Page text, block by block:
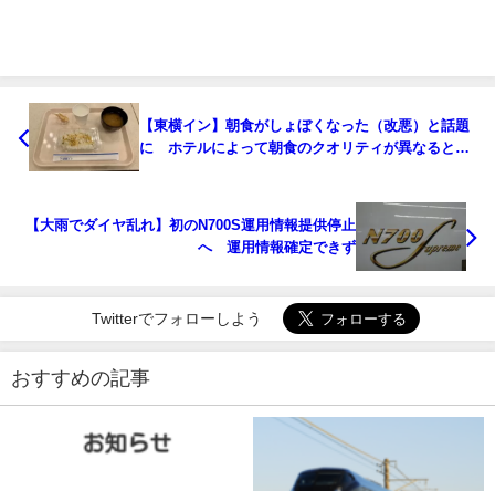
【東横イン】朝食がしょぼくなった（改悪）と話題
に ホテルによって朝食のクオリティが異なるとい
【大雨でダイヤ乱れ】初のN700S運用情報提供停止
へ 運用情報確定できず
Twitterでフォローしよう
おすすめの記事